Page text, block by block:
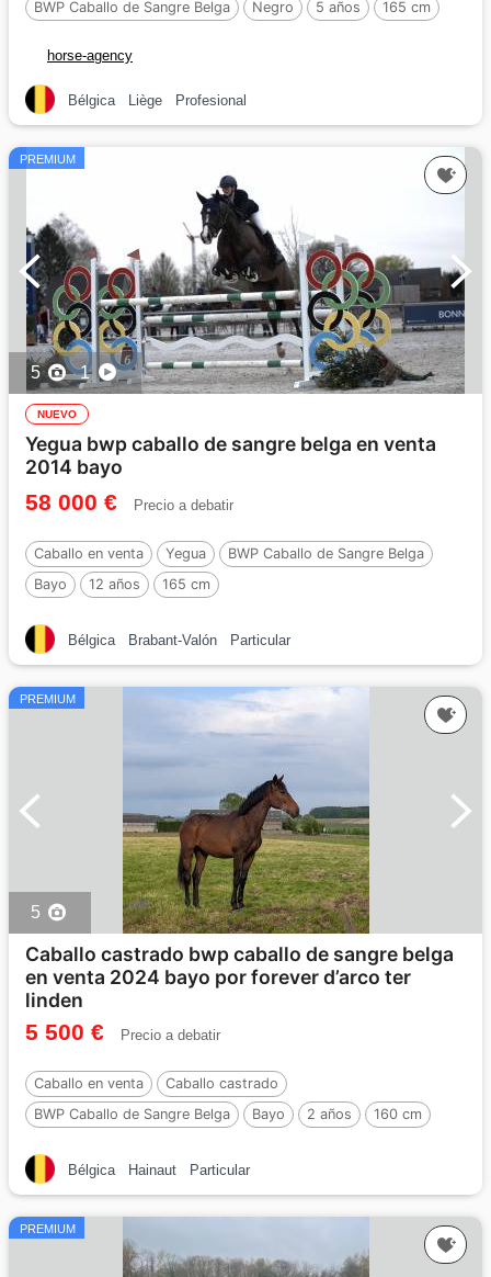
BWP Caballo de Sangre Belga Negro 5 años
165 cm
horse-agency
Bélgica Liège Profesional
PREMIUM
5 1
NUEVO
Yegua bwp caballo de sangre belga en venta
2014 bayo
58 000 € Precio a debatir
Caballo en venta Yegua
BWP Caballo de Sangre Belga
Bayo
12 años 165 cm
Bélgica Brabant-Valón Particular
PREMIUM
5
Caballo castrado bwp caballo de sangre belga
en venta 2024 bayo por forever d’arco ter
linden
5 500 € Precio a debatir
Caballo en venta
Caballo castrado
BWP Caballo de Sangre Belga
Bayo 2 años
160 cm
Bélgica
Hainaut Particular
PREMIUM